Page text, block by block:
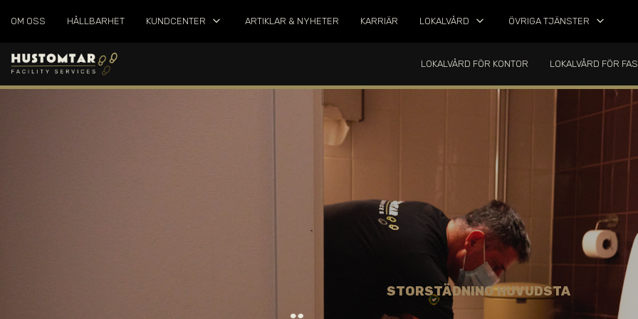
OM OSS HÅLLBARHET KUNDCENTER keyboard_arrow_down ARTIKLAR & NYHETER KARRIÄR LOKALVÅRD keyboard_arrow_down ÖVRIGA TJÄNSTER keyboard_arrow_down
LOKALVÅRD FÖR KONTOR LOKALVÅRD FÖR
STORSTÄDNING HUVUDSTA